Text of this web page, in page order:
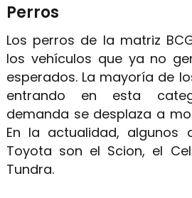
Perros
Los perros de la matriz
los vehículos que ya no
esperados. La mayoría de
entrando en esta
demanda se desplaza a
En la actualidad, algunos
Toyota son el Scion, el
Tundra.